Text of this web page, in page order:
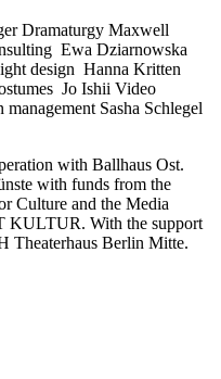
Dramaturgy Maxwell
Ewa Dziarnowska
design Hanna Kritten
Jo Ishii Video
management Sasha Schlegel
with Ballhaus Ost.
with funds from the
Culture and the Media
KULTUR. With the support
Theaterhaus Berlin Mitte.